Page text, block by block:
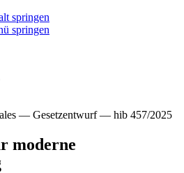
springen
springen
— Gesetzentwurf — hib 457/2025
moderne